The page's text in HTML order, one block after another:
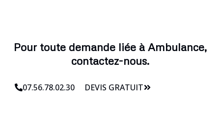
Pour toute demande liée à Ambulance,
contactez-nous.
07.56.78.02.30 DEVIS GRATUIT